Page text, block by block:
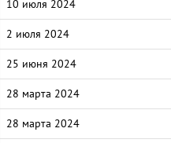
10 июля 2024
2 июля 2024
25 июня 2024
28 марта 2024
28 марта 2024